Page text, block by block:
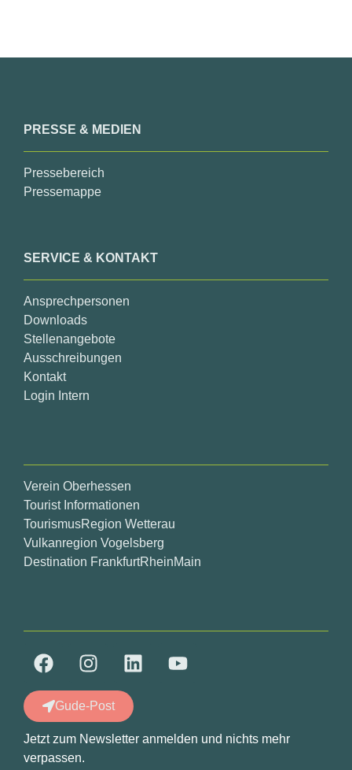
PRESSE & MEDIEN
Pressebereich
Pressemappe
SERVICE & KONTAKT
Ansprechpersonen
Downloads
Stellenangebote
Ausschreibungen
Kontakt
Login Intern
Verein Oberhessen
Tourist Informationen
TourismusRegion Wetterau
Vulkanregion Vogelsberg
Destination FrankfurtRheinMain
Gude-Post
Jetzt zum Newsletter anmelden und nichts mehr
verpassen.